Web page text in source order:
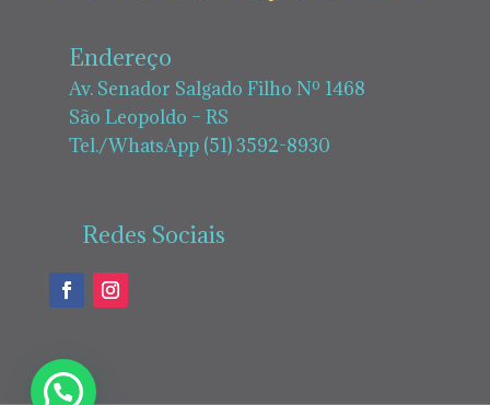
Endereço
Av. Senador Salgado Filho Nº 1468
São Leopoldo – RS
Tel./WhatsApp (51) 3592-8930
Redes Sociais